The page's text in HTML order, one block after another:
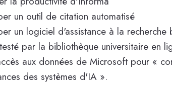
un outil de citation automatisé
un logiciel d'assistance à la
par la bibliothèque universitaire en
aux données de Microsoft pour «
des systèmes d'IA ».